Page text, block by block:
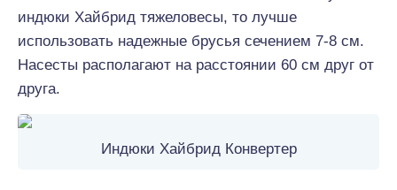
индюки Хайбрид тяжеловесы, то лучше
использовать надежные брусья сечением 7-8 см.
Насесты располагают на расстоянии 60 см друг от
друга.
Индюки Хайбрид Конвертер